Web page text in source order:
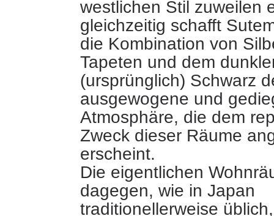
westlichen Stil zuweilen
gleichzeitig schafft
die Kombination von
Tapeten und dem
(ursprünglich) Schwarz
ausgewogene und
Atmosphäre, die dem
Zweck dieser Räume
erscheint.
Die eigentlichen
dagegen, wie in Japan
traditionellerweise